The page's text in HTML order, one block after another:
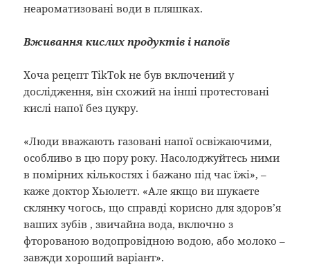
неароматизовані води в пляшках.
Вживання кислих продуктів і напоїв
Хоча рецепт TikTok не був включений у
дослідження, він схожий на інші протестовані
кислі напої без цукру.
«Люди вважають газовані напої освіжаючими,
особливо в цю пору року. Насолоджуйтесь ними
в помірних кількостях і бажано під час їжі», –
каже доктор Хьюлетт. «Але якщо ви шукаєте
склянку чогось, що справді корисно для здоров’я
ваших зубів , звичайна вода, включно з
фторованою водопровідною водою, або молоко –
завжди хороший варіант».